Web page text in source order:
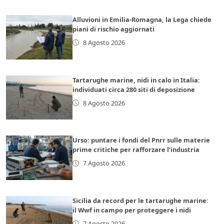
Alluvioni in Emilia-Romagna, la Lega chiede
piani di rischio aggiornati
8 Agosto 2026
Tartarughe marine, nidi in calo in Italia:
individuati circa 280 siti di deposizione
8 Agosto 2026
Urso: puntare i fondi del Pnrr sulle materie
prime critiche per rafforzare l’industria
7 Agosto 2026
Sicilia da record per le tartarughe marine:
il Wwf in campo per proteggere i nidi